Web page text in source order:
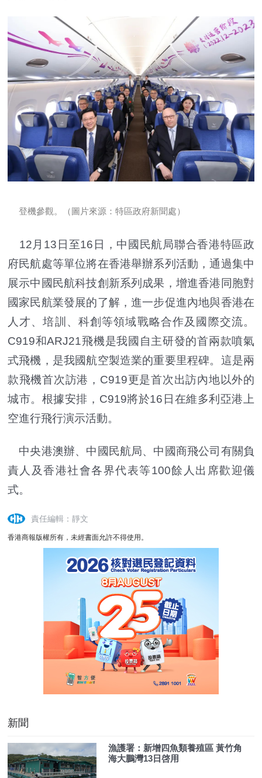
登機參觀。（圖片來源：特區政府新聞處）
12月13日至16日，中國民航局聯合香港特區政
府民航處等單位將在香港舉辦系列活動，通過集中
展示中國民航科技創新系列成果，增進香港同胞對
國家民航業發展的了解，進一步促進內地與香港在
人才、培訓、科創等領域戰略合作及國際交流。
C919和ARJ21飛機是我國自主研發的首兩款噴氣
式飛機，是我國航空製造業的重要里程碑。這是兩
款飛機首次訪港，C919更是首次出訪內地以外的
城市。根據安排，C919將於16日在維多利亞港上
空進行飛行演示活動。
中央港澳辦、中國民航局、中國商飛公司有關負
責人及香港社會各界代表等100餘人出席歡迎儀
式。
責任編輯：靜文
香港商報版權所有，未經書面允許不得使用。
新聞
漁護署：新增四魚類養殖區 黃竹角
海大鵬灣13日啓用